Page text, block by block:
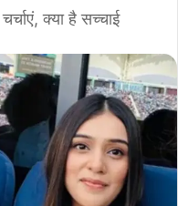
क्या है सच्चाई